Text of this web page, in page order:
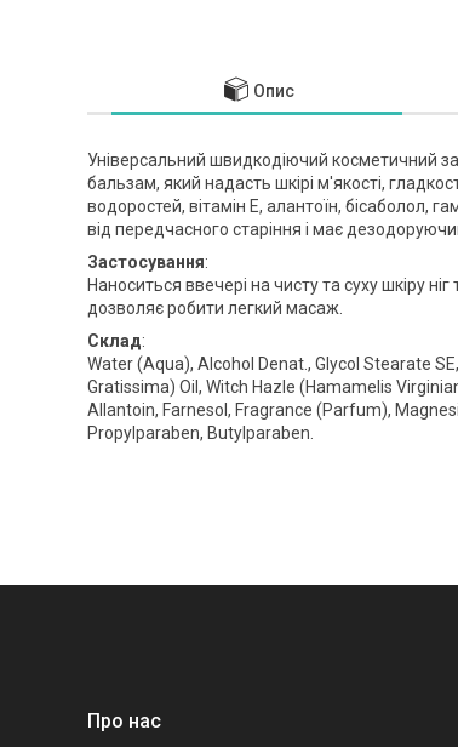
Опис
Універсальний швидкодіючий косметичний
бальзам, який надасть шкірі м'якості,
водоростей, вітамін Е, алантоїн, бісаболол,
від передчасного старіння і має
Застосування:
Наноситься ввечері на чисту та суху шкіру
дозволяє робити легкий масаж.
Склад:
Water (Aqua), Alcohol Denat., Glycol Stearate
Gratissima) Oil, Witch Hazle (Hamamelis
Allantoin, Farnesol, Fragrance (Parfum),
Propylparaben, Butylparaben.
Про нас